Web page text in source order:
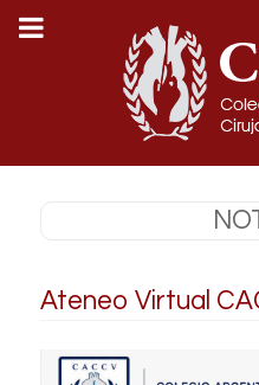
Ateneo Virtual